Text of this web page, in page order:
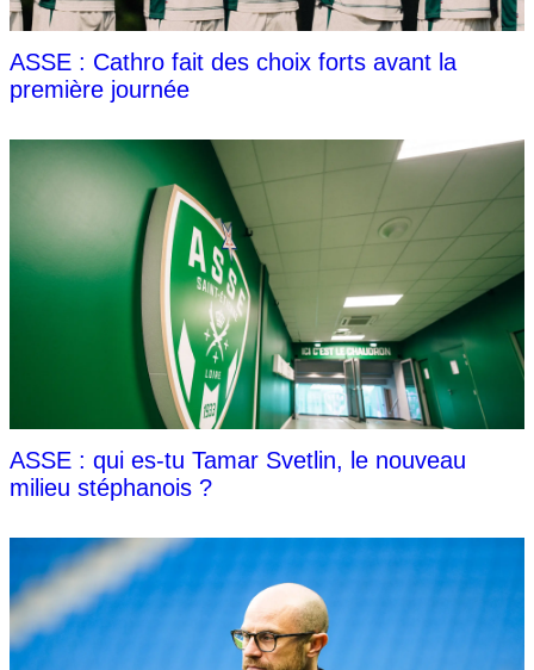
ASSE : Cathro fait des choix forts avant la
première journée
ASSE : qui es-tu Tamar Svetlin, le nouveau
milieu stéphanois ?